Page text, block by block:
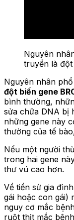
Nguyên
truyền là đột
Nguyên nhân
đột biến gene
bình thường,
sửa chữa DNA bị
những gene này
thường của tế
Nếu một người
trong hai gene
thư vú cao hơn.
Về tiền sử gia
gái hoặc con gái)
nguy cơ mắc
ruột thịt mắc